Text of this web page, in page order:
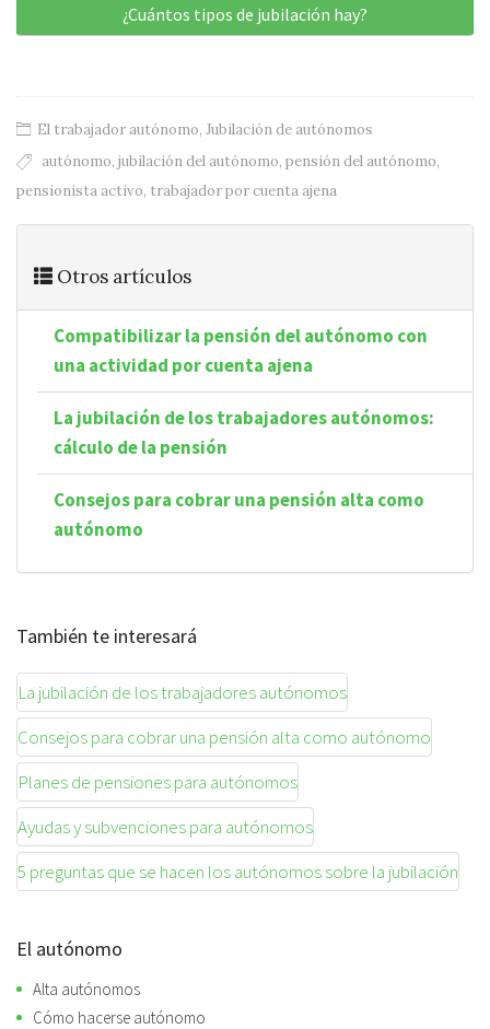
¿Cuántos tipos de jubilación hay?
El trabajador autónomo, Jubilación de autónomos
autónomo, jubilación del autónomo, pensión del autónomo,
pensionista activo, trabajador por cuenta ajena
Otros artículos
Compatibilizar la pensión del autónomo con
una actividad por cuenta ajena
La jubilación de los trabajadores autónomos:
cálculo de la pensión
Consejos para cobrar una pensión alta como
autónomo
También te interesará
La jubilación de los trabajadores autónomos
Consejos para cobrar una pensión alta como autónomo
Planes de pensiones para autónomos
Ayudas y subvenciones para autónomos
5 preguntas que se hacen los autónomos sobre la jubilación
El autónomo
Alta autónomos
Cómo hacerse autónomo